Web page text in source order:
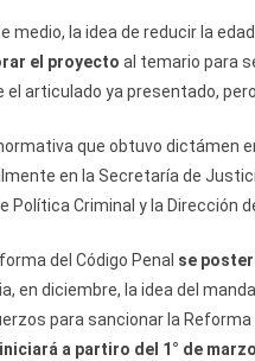
medio, la idea de reducir la
el proyecto al temario para
el articulado ya presentado,
que obtuvo dictámen
en la Secretaría de
Política Criminal y la Dirección
del Código Penal se
en diciembre, la idea del
para sancionar la Reforma
a partiro del 1° de